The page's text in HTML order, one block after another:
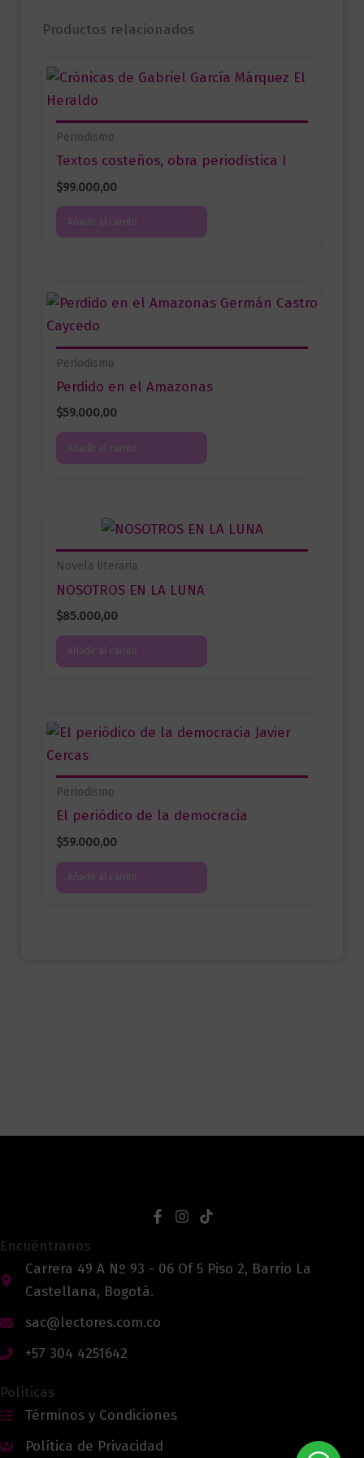
Productos relacionados
Periodismo
Textos costeños, obra periodística I
$99.000,00
Añadir al carrito
Periodismo
Perdido en el Amazonas
$59.000,00
Añadir al carrito
Novela literaria
NOSOTROS EN LA LUNA
$85.000,00
Añadir al carrito
Periodismo
El periódico de la democracia
$59.000,00
Añadir al carrito
Encuéntranos
Carrera 49 A Nº 93 - 06 Of 5 Piso 2, Barrio La
Castellana, Bogotá.
sac@lectores.com.co
+57 304 4251642
Políticas
Términos y Condiciones
Política de Privacidad